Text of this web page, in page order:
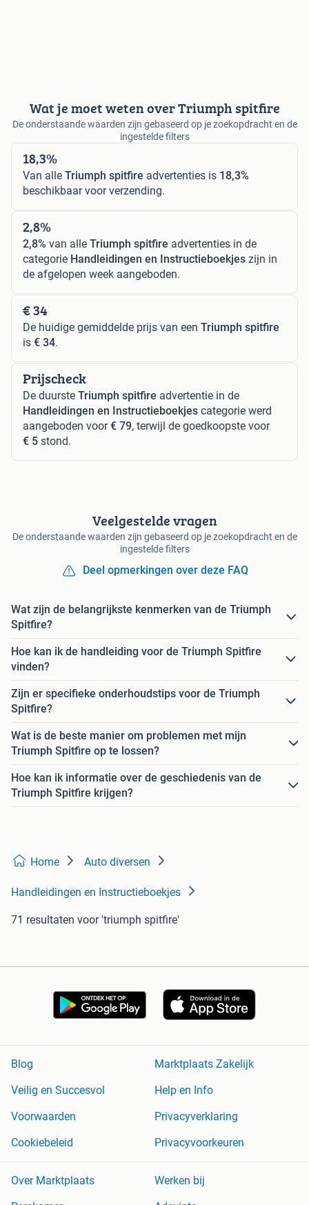
Wat je moet weten over Triumph spitfire
De onderstaande waarden zijn gebaseerd op je zoekopdracht en de
ingestelde filters
18,3%
Van alle Triumph spitfire advertenties is 18,3%
beschikbaar voor verzending.
2,8%
2,8% van alle Triumph spitfire advertenties in de
categorie Handleidingen en Instructieboekjes zijn in
de afgelopen week aangeboden.
€ 34
De huidige gemiddelde prijs van een Triumph spitfire
is € 34.
Prijscheck
De duurste Triumph spitfire advertentie in de
Handleidingen en Instructieboekjes categorie werd
aangeboden voor€ 79, terwijl de goedkoopste voor
€ 5 stond.
Veelgestelde vragen
De onderstaande waarden zijn gebaseerd op je zoekopdracht en de
ingestelde filters
Deel opmerkingen over deze FAQ
Wat zijn de belangrijkste kenmerken van de Triumph
Spitfire?
Hoe kan ik de handleiding voor de Triumph Spitfire
vinden?
Zijn er specifieke onderhoudstips voor de Triumph
Spitfire?
Wat is de beste manier om problemen met mijn
Triumph Spitfire op te lossen?
Hoe kan ik informatie over de geschiedenis van de
Triumph Spitfire krijgen?
Home Auto diversen
Handleidingen en Instructieboekjes
71 resultaten voor 'triumph spitfire'
Blog
Marktplaats Zakelijk
Veilig en Succesvol
Help en Info
Voorwaarden
Privacyverklaring
Cookiebeleid
Privacyvoorkeuren
Over Marktplaats
Werken bij